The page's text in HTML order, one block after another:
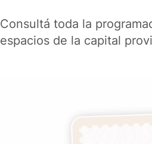
Consultá toda la
espacios de la capital